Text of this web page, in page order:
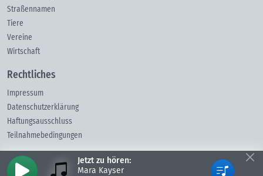
Straßennamen
Tiere
Vereine
Wirtschaft
Rechtliches
Impressum
Datenschutzerklärung
Haftungsausschluss
Teilnahmebedingungen
Jetzt zu hören:
Mara Kayser